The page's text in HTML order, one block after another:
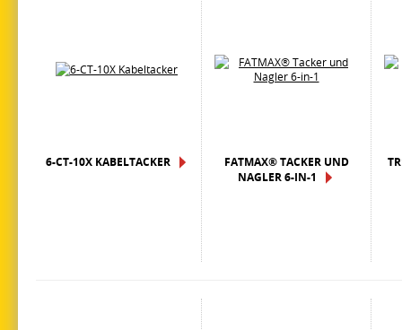
6-CT-10X KABELTACKER
FATMAX® TACKER UND
NAGLER 6-IN-1